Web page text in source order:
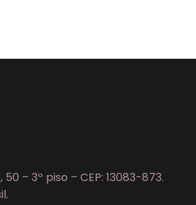
– 3º piso – CEP: 13083-873.